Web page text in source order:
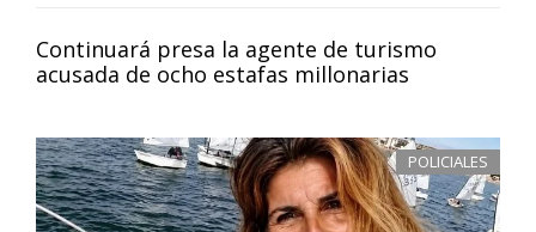
Continuará presa la agente de turismo
acusada de ocho estafas millonarias
POLICIALES